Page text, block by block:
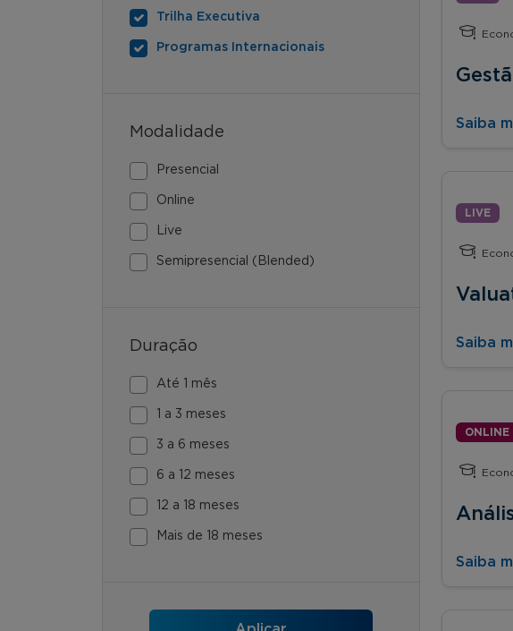
Trilha Executiva
Programas Internacionais
Modalidade
Presencial
Online
Live
Semipresencial (Blended)
Duração
Até 1 mês
1 a 3 meses
3 a 6 meses
6 a 12 meses
12 a 18 meses
Mais de 18 meses
Saiba
LIVE
Saiba
ONLINE
Saiba